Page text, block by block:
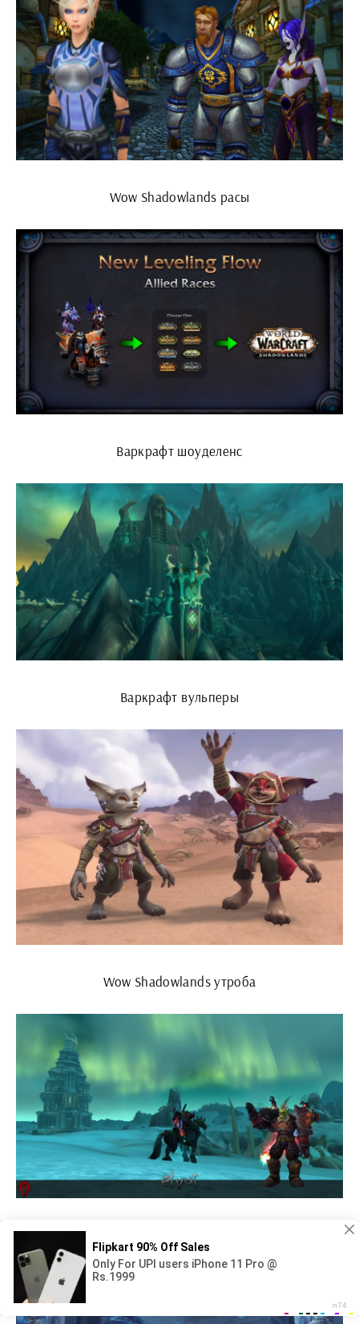
Wow Shadowlands расы
Варкрафт шоуделенс
Варкрафт вульперы
Wow Shadowlands утроба